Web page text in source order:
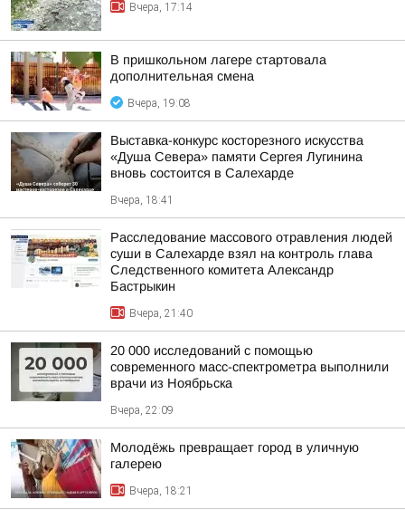
Вчера, 17:14
В пришкольном лагере стартовала
дополнительная смена
Вчера, 19:08
Выставка-конкурс косторезного искусства
«Душа Севера» памяти Сергея Лугинина
вновь состоится в Салехарде
Вчера, 18:41
Расследование массового отравления людей
суши в Салехарде взял на контроль глава
Следственного комитета Александр
Бастрыкин
Вчера, 21:40
20 000 исследований с помощью
современного масс-спектрометра выполнили
врачи из Ноябрьска
Вчера, 22:09
Молодёжь превращает город в уличную
галерею
Вчера, 18:21